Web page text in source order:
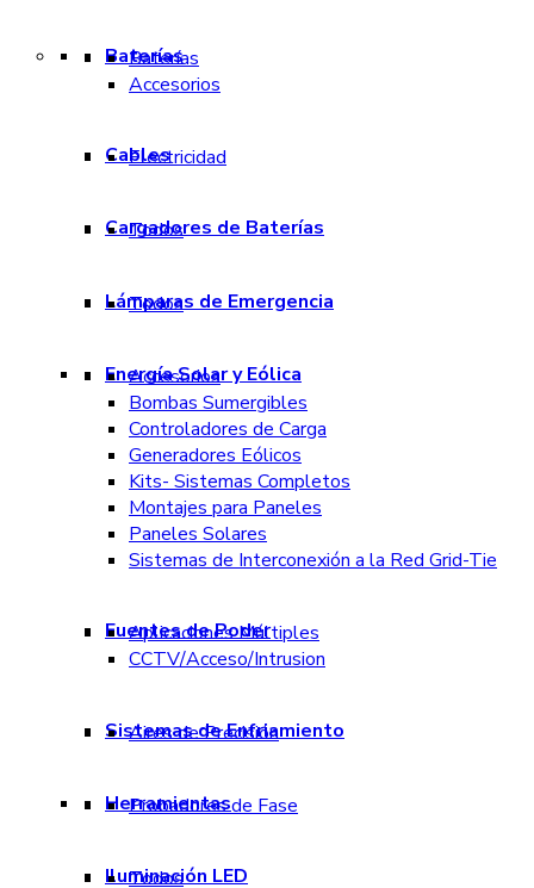
Baterías
Baterías
Accesorios
Cables
Electricidad
Cargadores de Baterías
Todos
Lámparas de Emergencia
Todos
Energía Solar y Eólica
Accesorios
Bombas Sumergibles
Controladores de Carga
Generadores Eólicos
Kits- Sistemas Completos
Montajes para Paneles
Paneles Solares
Sistemas de Interconexión a la Red Grid-Tie
Fuentes de Poder
Aplicaciones Múltiples
CCTV/Acceso/Intrusion
Sistemas de Enfriamiento
Aires de Precisión
Herramientas
Probadores de Fase
Iluminación LED
Todos